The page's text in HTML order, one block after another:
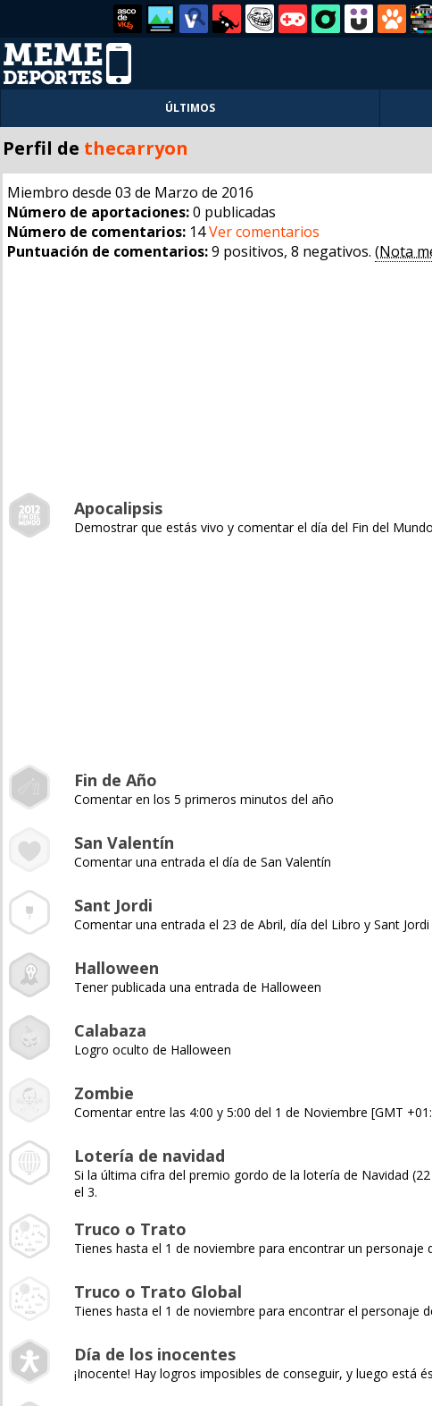
ÚLTIMOS
Perfil de thecarryon
Miembro desde 03 de Marzo de 2016
Número de aportaciones:0 publicadas
Número de comentarios: 14Ver comentarios
Puntuación de comentarios:9 positivos, 8 negativos. (Nota
Apocalipsis
Demostrar que estás vivo y comentar el día del Fin del Mundo
Fin de Año
Comentar en los 5 primeros minutos del año
San Valentín
Comentar una entrada el día de San Valentín
Sant Jordi
Comentar una entrada el 23 de Abril, día del Libro y Sant Jordi
Halloween
Tener publicada una entrada de Halloween
Calabaza
Logro oculto de Halloween
Zombie
Comentar entre las 4:00 y 5:00 del 1 de Noviembre [GMT
Lotería de navidad
Si la última cifra del premio gordo de la lotería de Navidad
el 3.
Truco o Trato
Tienes hasta el 1 de noviembre para encontrar un
Truco o Trato Global
Tienes hasta el 1 de noviembre para encontrar el personaje
Día de los inocentes
¡Inocente! Hay logros imposibles de conseguir, y luego está